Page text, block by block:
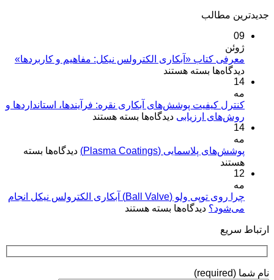
جدیدترین مطالب
09
ژوئن
معرفی کتاب «آبکاری الکترولس نیکل: مفاهیم و کاربردها»
دیدگاه‌ها برای
«آبکاری
الکترولس
و
بسته هستند
14
مه
کنترل کیفیت پوشش‌های آبکاری نقره: فرآیندها، استانداردها و
روش‌های ارزیابی دیدگاه‌ها برای
پوشش‌های
استانداردها
و
بسته هستند
14
مه
پوشش‌های پلاسمایی (Plasma Coatings)
دیدگاه‌ها برای
Coatings)
بسته
هستند
12
مه
چرا روی توپی‌ ولو (Ball Valve) آبکاری الکترولس نیکل انجام
می‌شود؟ دیدگاه‌ها برای
ولو
بسته هستند
ارتباط سریع
نام شما (required)